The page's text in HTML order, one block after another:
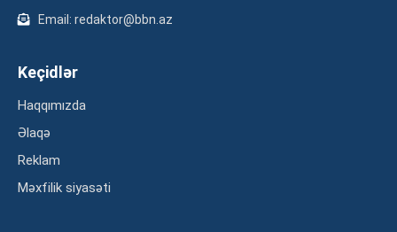
Email: redaktor@bbn.az
Keçidlər
Haqqımızda
Əlaqə
Reklam
Məxfilik siyasəti